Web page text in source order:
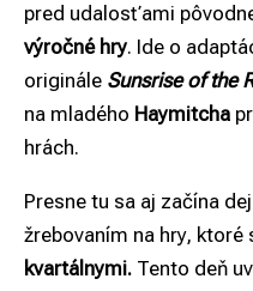
pred udalosťami
výročné hry. Ide o
originále Sunsrise of the
na mladého Haymitcha
hrách.
Presne tu sa aj začína
žrebovaním na hry, ktoré
kvartálnymi. Tento deň